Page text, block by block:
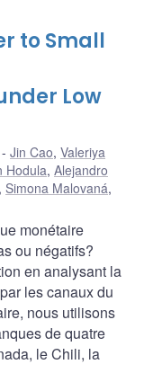
to Small
Low
Jin Cao, Valeriya
Hodula, Alejandro
, Simona Malovaná,
monétaire
ou négatifs?
en analysant la
les canaux du
nous utilisons
de quatre
le Chili, la